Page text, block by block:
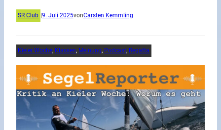
SR Club 9. Juli 2025vonCarsten Kemmling
Kieler Woche, Klassen, Meinung, Podcast, Regatta